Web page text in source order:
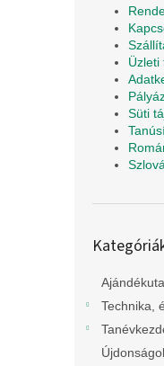
Üzleti
Süti
átugrása
Technika,